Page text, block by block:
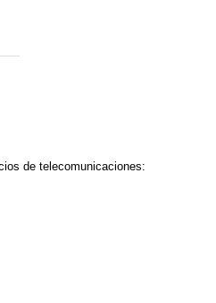
de telecomunicaciones: